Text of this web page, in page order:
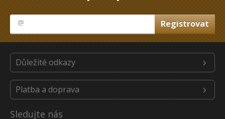
Důležité odkazy
Platba a doprava
Sledujte nás